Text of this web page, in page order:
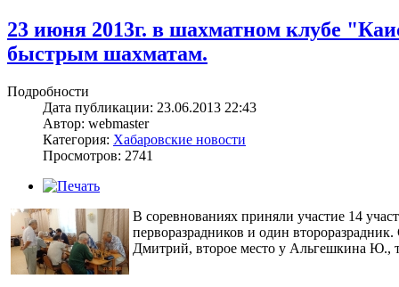
23 июня 2013г. в шахматном клубе
быстрым шахматам.
Подробности
Дата публикации: 23.06.2013 22:43
Автор: webmaster
Категория: Хабаровские новости
Просмотров: 2741
В соревнованиях приняли участие 14
перворазрадников и один
Дмитрий, второе место у Альгешкина Ю.,